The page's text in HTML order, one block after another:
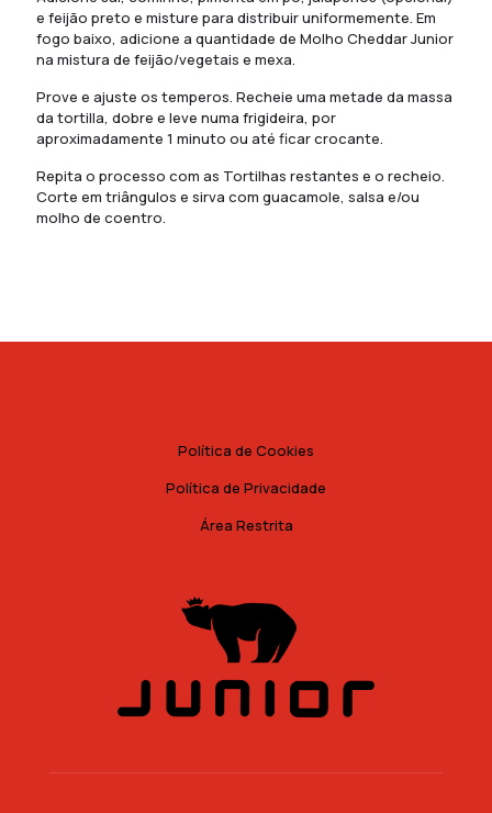
e feijão preto e misture para distribuir uniformemente. Em
fogo baixo, adicione a quantidade de Molho Cheddar Junior
na mistura de feijão/vegetais e mexa.
Prove e ajuste os temperos. Recheie uma metade da massa
da tortilla, dobre e leve numa frigideira, por
aproximadamente 1 minuto ou até ficarcrocante.
Repita o processo com as Tortilhas restantes e o recheio.
Corte em triângulos e sirva com guacamole, salsa e/ou
molho de coentro.
Política de Cookies
Política de Privacidade
Área Restrita